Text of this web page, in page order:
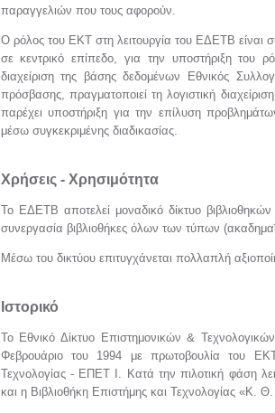
παραγγελιών που τους αφορούν.
Ο ρόλος του ΕΚΤ στη λειτουργία του ΕΔΕΤΒ είναι
σε κεντρικό επίπεδο, για την υποστήριξη του
διαχείριση της βάσης δεδομένων Εθνικός
πρόσβασης, πραγματοποιεί τη λογιστική
παρέχει υποστήριξη για την επίλυση
μέσω συγκεκριμένης διαδικασίας.
Χρήσεις - Χρησιμότητα
Το ΕΔΕΤΒ αποτελεί μοναδικό δίκτυο
συνεργασία βιβλιοθήκες όλων των τύπων
Μέσω του δικτύου επιτυγχάνεται πολλαπλή
Ιστορικό
Το Εθνικό Δίκτυο Επιστημονικών &
Φεβρουάριο του 1994 με πρωτοβουλία του
Τεχνολογίας - ΕΠΕΤ Ι. Κατά την πιλοτική φάση
και η Βιβλιοθήκη Επιστήμης και Τεχνολογίας «Κ.